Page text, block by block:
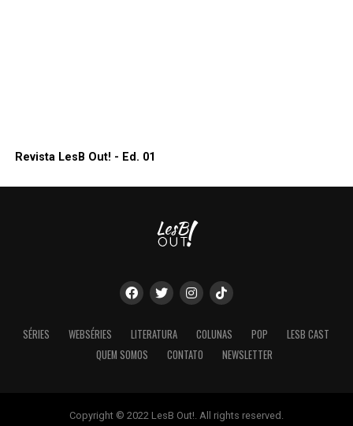
Revista LesB Out! - Ed. 01
SÉRIES WEBSÉRIES LITERATURA COLUNAS POP
LESB CAST
QUEM SOMOS
CONTATO NEWSLETTER
Copyright © 2022 LesB Out!. All rights reserved.